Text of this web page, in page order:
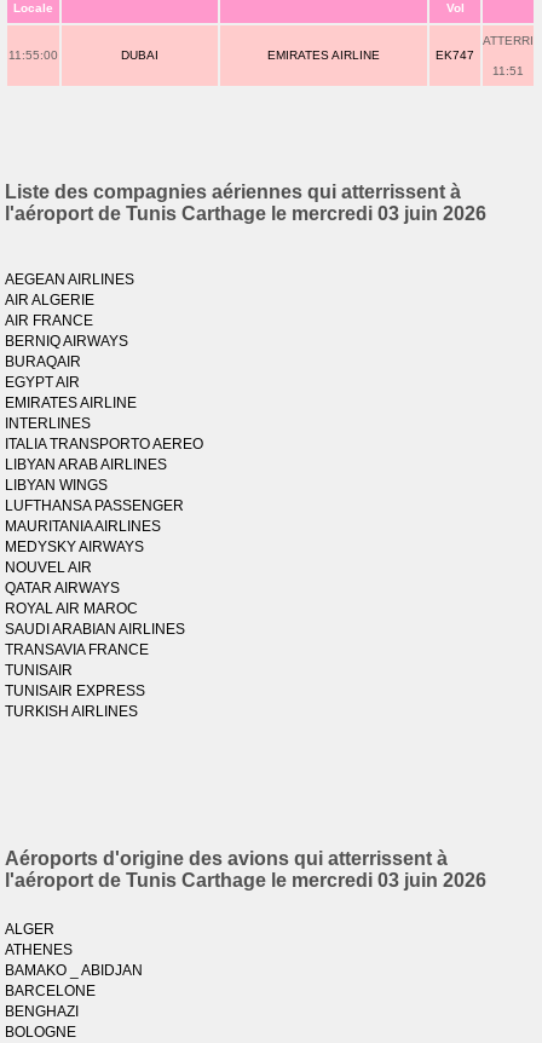
Locale Vol
11:55:00 DUBAI EMIRATES AIRLINE EK747
ATTERRI
11:51
Liste des compagnies aériennes qui atterrissent à
l'aéroport de Tunis Carthage le mercredi 03 juin 2026
AEGEAN AIRLINES
AIR ALGERIE
AIR FRANCE
BERNIQ AIRWAYS
BURAQAIR
EGYPT AIR
EMIRATES AIRLINE
INTERLINES
ITALIA TRANSPORTO AEREO
LIBYAN ARAB AIRLINES
LIBYAN WINGS
LUFTHANSA PASSENGER
MAURITANIA AIRLINES
MEDYSKY AIRWAYS
NOUVEL AIR
QATAR AIRWAYS
ROYAL AIR MAROC
SAUDI ARABIAN AIRLINES
TRANSAVIA FRANCE
TUNISAIR
TUNISAIR EXPRESS
TURKISH AIRLINES
Aéroports d'origine des avions qui atterrissent à
l'aéroport de Tunis Carthage le mercredi 03 juin 2026
ALGER
ATHENES
BAMAKO _ ABIDJAN
BARCELONE
BENGHAZI
BOLOGNE